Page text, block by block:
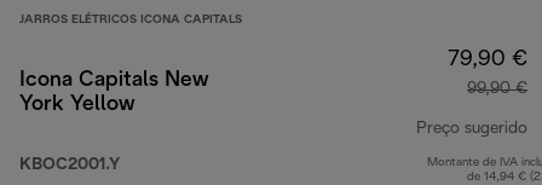
JARROS ELÉTRICOS ICONA CAPITALS
Icona Capitals New
York Yellow
KBOC2001.Y
79,90 €
99,90 €
Preço sugerido
Montante de IVA
de 14,94 €